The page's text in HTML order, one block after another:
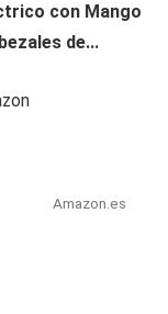
con Mango
de...
Amazon.es